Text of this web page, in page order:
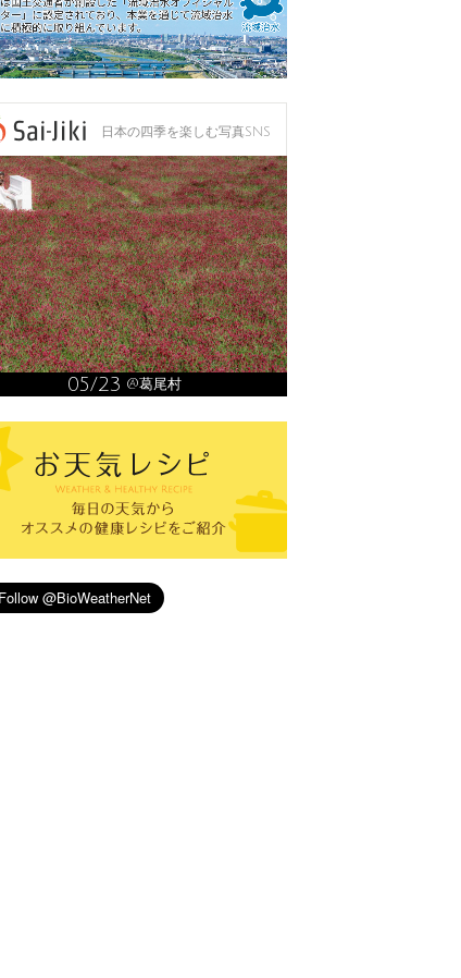
日本の四季を楽しむ写真SNS
05/23 @葛尾村